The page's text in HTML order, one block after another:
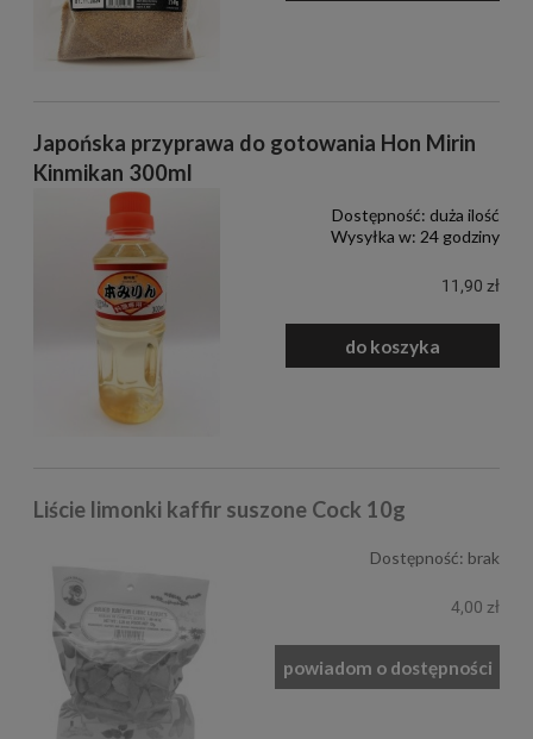
Japońska przyprawa do gotowania Hon Mirin
Kinmikan 300ml
Dostępność: duża ilość
Wysyłka w: 24 godziny
11,90 zł
do koszyka
Liście limonki kaffir suszone Cock 10g
Dostępność: brak
4,00 zł
powiadom o dostępności